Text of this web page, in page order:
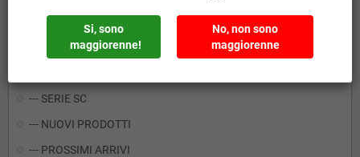
HOME
--- SERIE SC
--- NUOVI PRODOTTI
--- PROSSIMI ARRIVI
Si, sono
maggiorenne!
No, non sono
maggiorenne